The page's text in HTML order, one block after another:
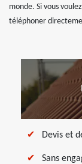
monde. Si vous
téléphoner
Devis et
Sans